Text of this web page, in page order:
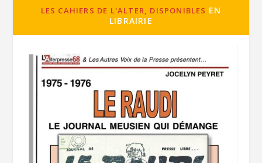
LES CAHIERS DE L'ALTER, DISPONIBLES EN
LIBRAIRIE